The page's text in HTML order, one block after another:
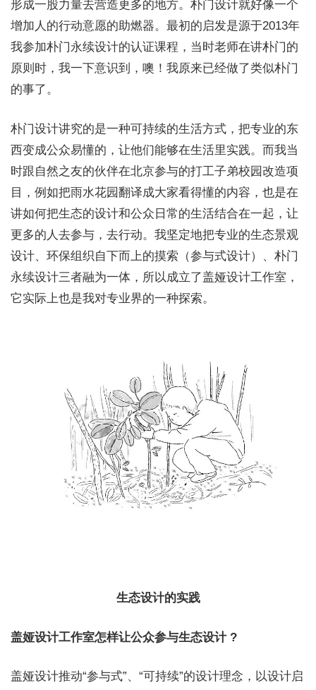
形成一股力量去营造更多的地方。朴门设计就好像一个
增加人的行动意愿的助燃器。最初的启发是源于2013年
我参加朴门永续设计的认证课程，当时老师在讲朴门的
原则时，我一下意识到，噢！我原来已经做了类似朴门
的事了。
朴门设计讲究的是一种可持续的生活方式，把专业的东
西变成公众易懂的，让他们能够在生活里实践。而我当
时跟自然之友的伙伴在北京参与的打工子弟校园改造项
目，例如把雨水花园翻译成大家看得懂的内容，也是在
讲如何把生态的设计和公众日常的生活结合在一起，让
更多的人去参与，去行动。我坚定地把专业的生态景观
设计、环保组织自下而上的摸索（参与式设计）、朴门
永续设计三者融为一体，所以成立了盖娅设计工作室，
它实际上也是我对专业界的一种探索。
生态设计的实践
盖娅设计工作室怎样让公众参与生态设计 ?
盖娅设计推动“参与式”、“可持续”的设计理念，以设计启